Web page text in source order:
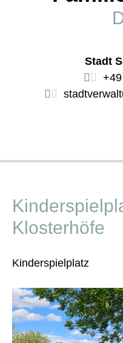
Stadt
Klosterhöfe
Kinderspielplatz